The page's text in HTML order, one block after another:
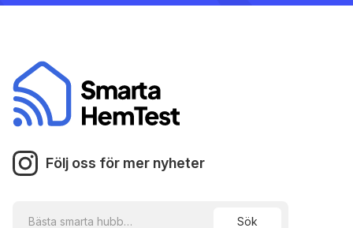
Följ oss för mer nyheter